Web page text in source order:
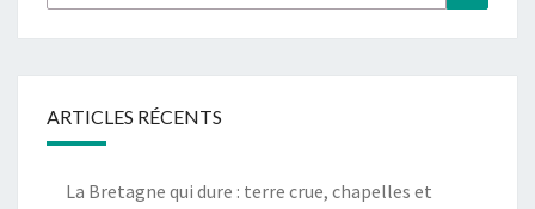
ARTICLES RÉCENTS
La Bretagne qui dure : terre crue, chapelles et